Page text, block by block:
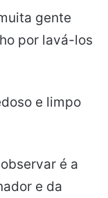
gente
por lavá-los
e limpo
é a
e da